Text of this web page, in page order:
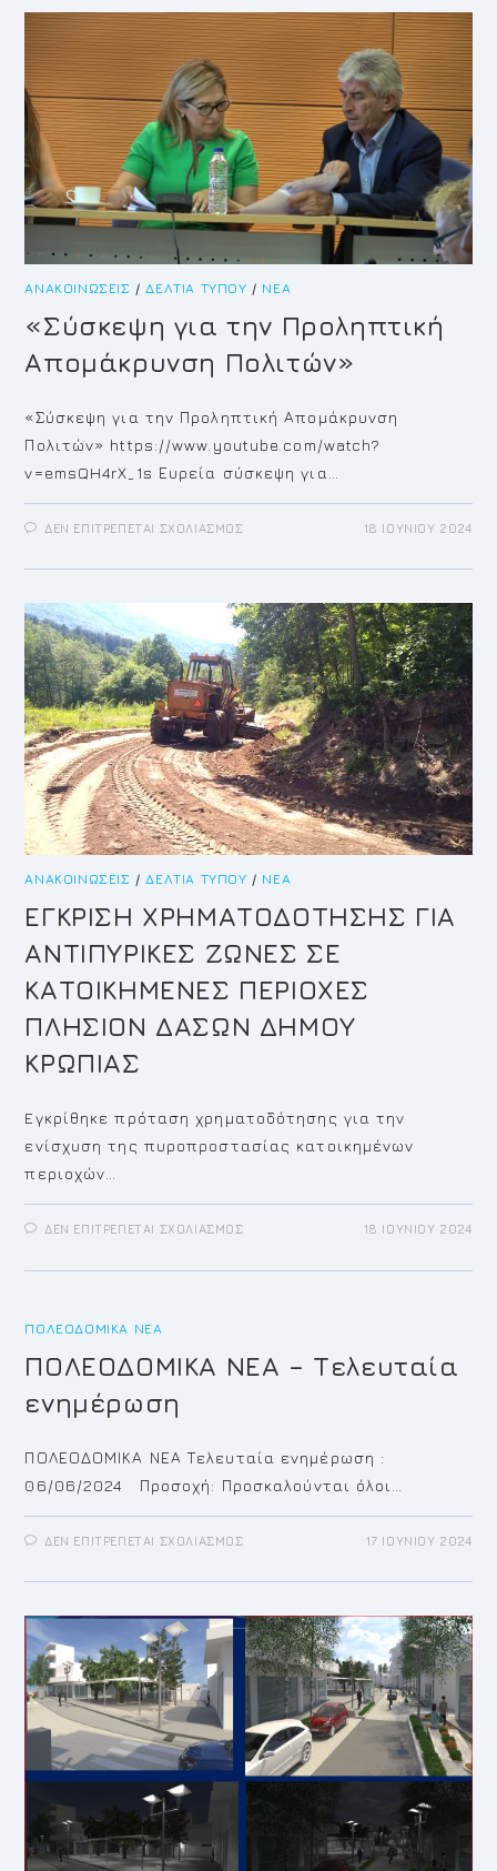
ΠΡΟΛΗΠΤΙΚΗΣ
ΑΠΟΜΑΚΡΥΝΣΗΣ
ΠΟΛΙΤΩΝ
ΔΗΜΟΣ
ΚΡΩΠΙΑΣ
ΑΝΑΚΟΙΝΏΣΕΙΣ /ΔΕΛΤΊΑ ΤΎΠΟΥ / ΝΈΑ
«Σύσκεψη για την Προληπτική
Απομάκρυνση Πολιτών»
«Σύσκεψη για την Προληπτική Απομάκρυνση
Πολιτών» https://www.youtube.com/watch?
v=emsQH4rX_1s Ευρεία σύσκεψη για…
ΔΕΝ ΕΠΙΤΡΈΠΕΤΑΙ ΣΧΟΛΙΑΣΜΌΣΣΤΟ
ΤΗΝ
ΑΠΟΜΆΚΡΥΝΣΗ
ΠΟΛΙΤΏΝ»
18 ΙΟΥΝΊΟΥ 2024
ΑΝΑΚΟΙΝΏΣΕΙΣ /ΔΕΛΤΊΑ ΤΎΠΟΥ / ΝΈΑ
EΓΚΡΙΣΗ ΧΡΗΜΑΤΟΔΟΤΗΣΗΣ ΓΙΑ
ΑΝΤΙΠΥΡΙΚΕΣ ΖΩΝΕΣ ΣΕ
ΚΑΤΟΙΚΗΜΕΝΕΣ ΠΕΡΙΟΧΕΣ
ΠΛΗΣΙΟΝ ΔΑΣΩΝ ΔΗΜΟΥ
ΚΡΩΠΙΑΣ
Eγκρίθηκε πρόταση χρηματοδότησης για την
ενίσχυση της πυροπροστασίας κατοικημένων
περιοχών…
ΔΕΝ ΕΠΙΤΡΈΠΕΤΑΙ ΣΧΟΛΙΑΣΜΌΣΣΤΟ
ΓΙΑ
ΠΛΗΣΙΟΝ
ΔΑΣΩΝ
18 ΙΟΥΝΊΟΥ 2024
ΠΟΛΕΟΔΟΜΙΚΆ ΝΈΑ
ΠΟΛΕΟΔΟΜΙΚΑ ΝΕΑ – Τελευταία
ενημέρωση
ΠΟΛΕΟΔΟΜΙΚΑ ΝΕΑ Τελευταία ενημέρωση :
06/06/2024 Προσοχή: Προσκαλούνται όλοι…
ΔΕΝ ΕΠΙΤΡΈΠΕΤΑΙ ΣΧΟΛΙΑΣΜΌΣΣΤΟ
–
ΕΝΗΜΈΡΩΣΗ
17 ΙΟΥΝΊΟΥ 2024